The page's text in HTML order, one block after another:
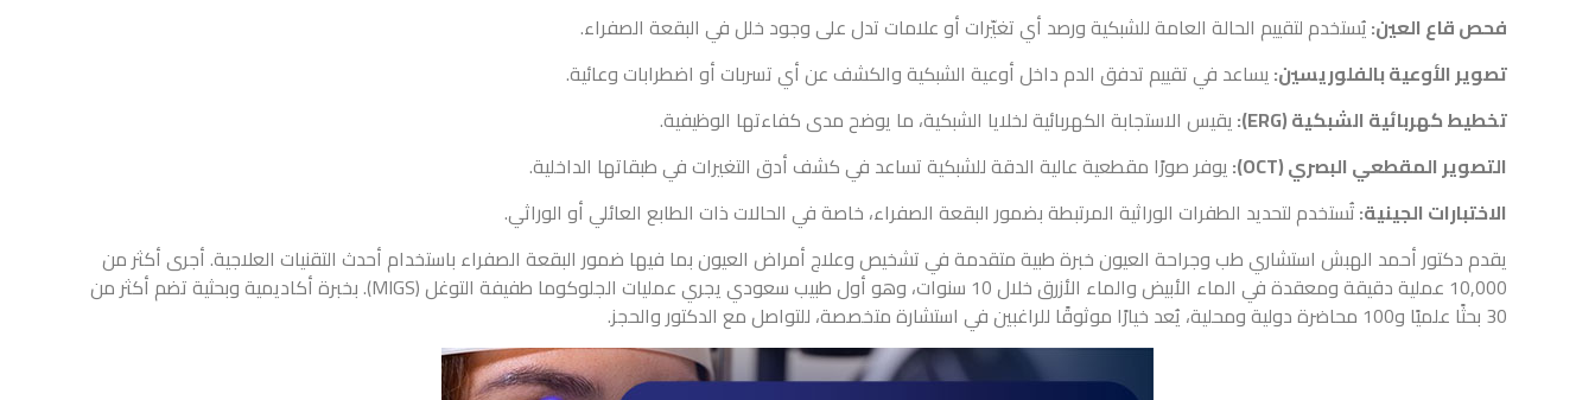
فحص قاع العين:يُستخدم لتقييم الحالة العامة للشبكية ورصد أي تغيّرات أو علامات تدل على وجود خلل في البقعة الصفراء.
تصوير الأوعية بالفلوريسين: يساعد في تقييم تدفق الدم داخل أوعية الشبكية والكشف عن أي تسربات أو اضطرابات وعائية.
تخطيط كهربائية الشبكية (ERG):
يقيس الاستجابة الكهربائية لخلايا الشبكية، ما يوضح مدى كفاءتها الوظيفية.
التصوير المقطعي البصري (OCT):
يوفر صورًا مقطعية عالية الدقة للشبكية تساعد في كشف أدق التغيرات في طبقاتها الداخلية.
الاختبارات الجينية:تُستخدم لتحديد الطفرات الوراثية المرتبطة بضمور البقعة الصفراء، خاصة في الحالات ذات الطابع العائلي أو الوراثي.
يقدم دكتور أحمد الهبش استشاري طب وجراحة العيون خبرة طبية متقدمة في تشخيص وعلاج أمراض العيون بما فيها ضمور البقعة الصفراء باستخدام أحدث التقنيات العلاجية. أجرى أكثر من
10,000 عملية دقيقة ومعقدة في الماء الأبيض والماء الأزرق خلال 10 سنوات، وهو أول طبيب سعودي يجري عمليات الجلوكوما طفيفة التوغل (MIGS). بخبرة أكاديمية وبحثية تضم أكثر من
30 بحثًا علميًا و100 محاضرة دولية ومحلية، يُعد خيارًا موثوقًا للراغبين في استشارة متخصصة، للتواصل مع الدكتور والحجز.